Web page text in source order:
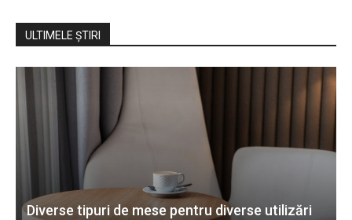
ULTIMELE ŞTIRI
Diverse tipuri de mese pentru diverse utilizări